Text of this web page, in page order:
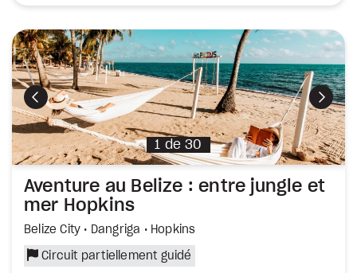
Précédent
1 de30
Aventure au Belize : entre jungle et
mer Hopkins
Belize City • Dangriga • Hopkins
Circuit partiellement guidé